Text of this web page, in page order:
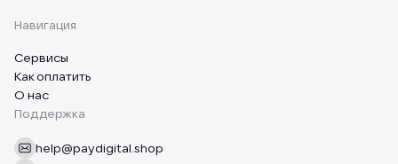
Навигация
Сервисы
Как оплатить
О нас
Поддержка
help@paydigital.shop